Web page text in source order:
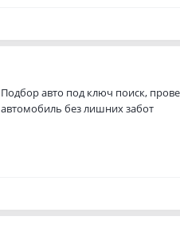
Подбор авто под ключ поиск,
автомобиль без лишних забот